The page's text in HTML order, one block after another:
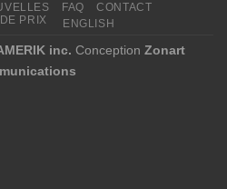
FAQ
CONTACT
PRIX
ENGLISH
inc. Conception Zonart